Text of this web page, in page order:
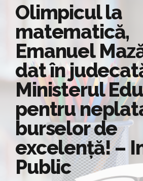
Olimpicul la
matematică,
Emanuel
dat în
Ministerul
pentru
burselor de
excelenţă! –
Public